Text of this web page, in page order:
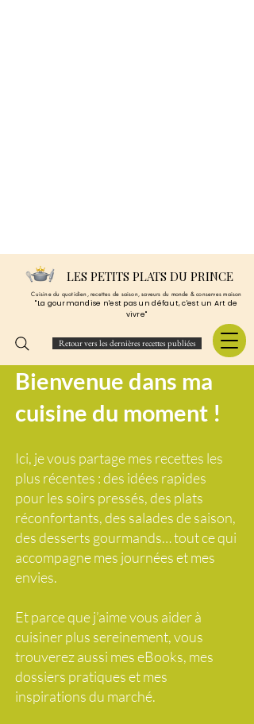
LES PETITS PLATS DU PRINCE
Cuisine du quotidien, recettes de saison, saveurs du monde & conserves maison
"La gourmandise n'est pas un défaut, c'est un Art de
vivre"
Retour vers les dernières recettes publiées
Bienvenue dans ma
cuisine du moment !
Ici, je vous partage mes recettes les
plus récentes : des idées rapides
pour les soirs pressés, des plats
réconfortants, des salades de saison,
des desserts gourmands… tout ce qui
accompagne mes journées et mes
envies.
Et parce que j’aime vous aider à
cuisiner plus sereinement, vous
trouverez aussi mes eBooks, mes
dossiers pratiques et mes
inspirations du marché.